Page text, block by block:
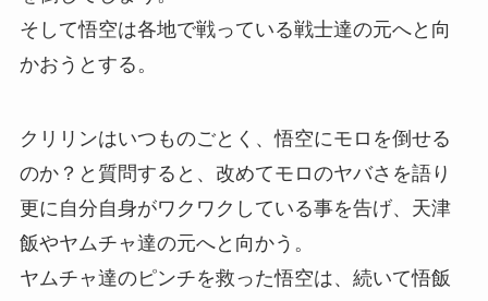
そして悟空は各地で戦っている戦士達の元へと向
かおうとする。
クリリンはいつものごとく、悟空にモロを倒せる
のか？と質問すると、改めてモロのヤバさを語り
更に自分自身がワクワクしている事を告げ、天津
飯やヤムチャ達の元へと向かう。
ヤムチャ達のピンチを救った悟空は、続いて悟飯